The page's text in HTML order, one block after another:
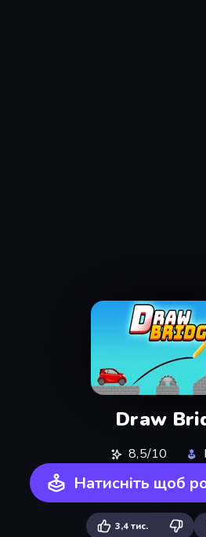
Draw
8,5/10
Натисніть щоб
3,4 тис.